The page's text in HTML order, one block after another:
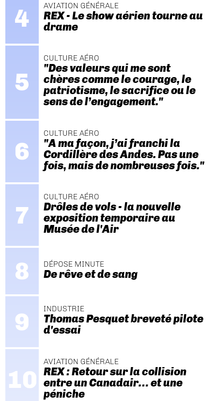
AVIATION GÉNÉRALE
REX - Le show aérien tourne au
drame
CULTURE AÉRO
"Des valeurs qui me sont
chères comme le courage, le
patriotisme, le sacrifice ou le
sens de l’engagement."
CULTURE AÉRO
"A ma façon, j’ai franchi la
Cordillère des Andes. Pas une
fois, mais de nombreuses fois."
CULTURE AÉRO
Drôles de vols - la nouvelle
exposition temporaire au
Musée de l'Air
DÉPOSE MINUTE
De rêve et de sang
INDUSTRIE
Thomas Pesquet breveté pilote
d'essai
AVIATION GÉNÉRALE
REX : Retour sur la collision
entre un Canadair… et une
péniche